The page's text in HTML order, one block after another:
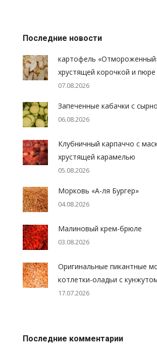
Последние новости
картофель
хрустящей корочкой и пюре
07.08.2026
Запеченные кабачки с
06.08.2026
Клубничный карпаччо с
хрустящей карамелью
05.08.2026
Морковь «А-ля Бургер»
04.08.2026
Малиновый крем-брюле
03.08.2026
Оригинальные пикантные
котлетки-оладьи с
17.07.2026
Последние комментарии